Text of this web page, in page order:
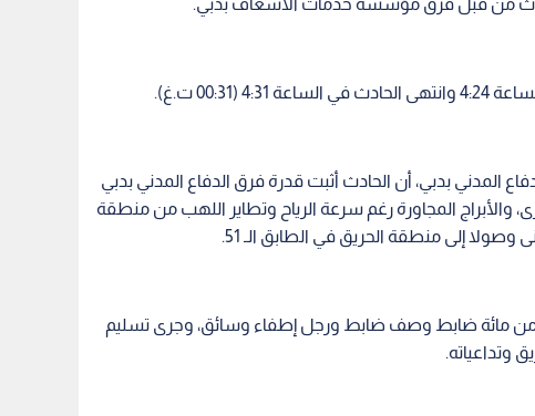
(00:31 ت.غ).
المدني بدبي، أن الحادث أثبت قدرة فرق الدفاع المدني بدبي
والأبراج المجاورة رغم سرعة الرياح وتطاير اللهب من منطقة
وصولا إلى منطقة الحريق في الطابق الـ 51.
من مائة ضابط وصف ضابط ورجل إطفاء وسائق، وجرى تسليم
وتداعياته.